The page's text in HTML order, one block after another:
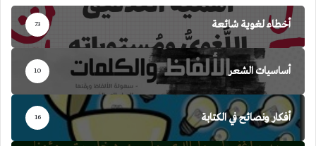
أخطاء لغوية شائعة 73
أساسيات الشعر 10
أفكار ونصائح في الكتابة 16